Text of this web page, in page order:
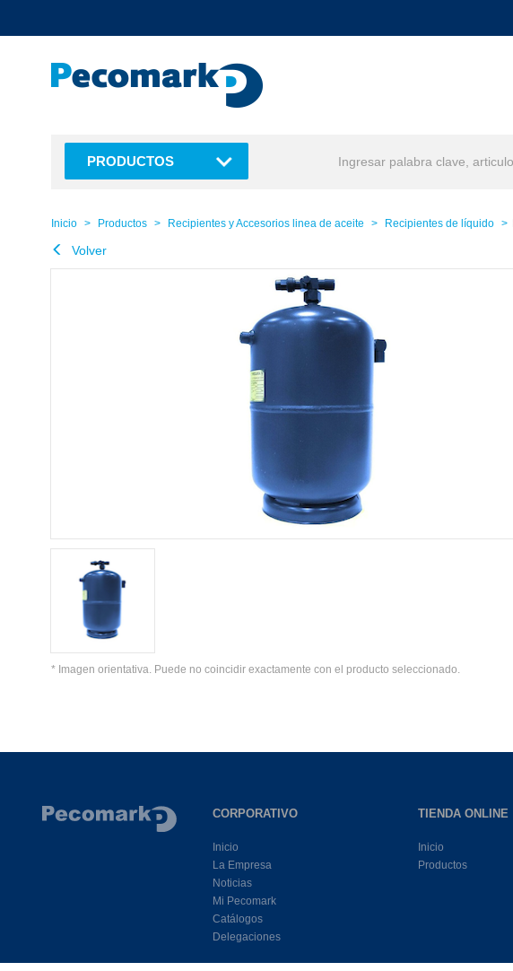
PRODUCTOS
Inicio Productos Recipientes y Accesorios linea de aceite Recipientes de líquido
Volver
* Imagen orientativa. Puede no coincidir exactamente con el producto seleccionado.
CORPORATIVO
Inicio
La Empresa
Noticias
Mi Pecomark
Catálogos
Delegaciones
TIENDA ONLINE
Inicio
Productos